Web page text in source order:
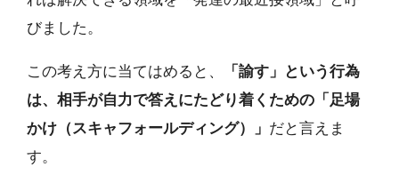
びました。
この考え方に当てはめると、
「諭す」という行為
は、相手が自力で答えにたどり着くための「足場
かけ（スキャフォールディング）」 だと言えま
す。